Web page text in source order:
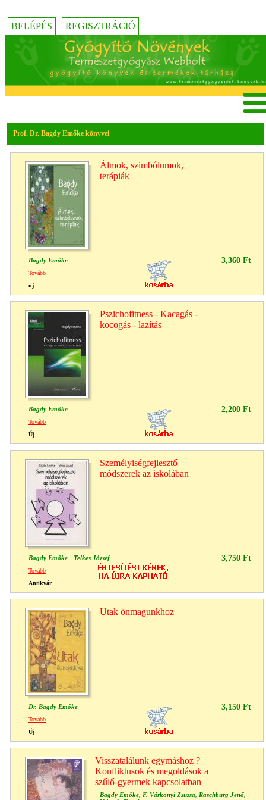
BELÉPÉS REGISZTRÁCIÓ
Prof. Dr. Bagdy Emőke könyvei
Álmok, szimbólumok,
terápiák
Bagdy Emőke 3,360 Ft
Tovább
új
Pszichofitness - Kacagás -
kocogás - lazítás
Bagdy Emőke 2,200 Ft
Tovább
Új
Személyiségfejlesztő
módszerek az iskolában
Bagdy Emőke - Telkes József 3,750 Ft
Tovább
Antikvár
Utak önmagunkhoz
Dr. Bagdy Emőke 3,150 Ft
Tovább
Új
Visszatalálunk egymáshoz ?
Konfliktusok és megoldások a
szűlő-gyermek kapcsolatban
Bagdy Emőke, F. Várkonyi Zsuzsa, Raschburg Jenő,